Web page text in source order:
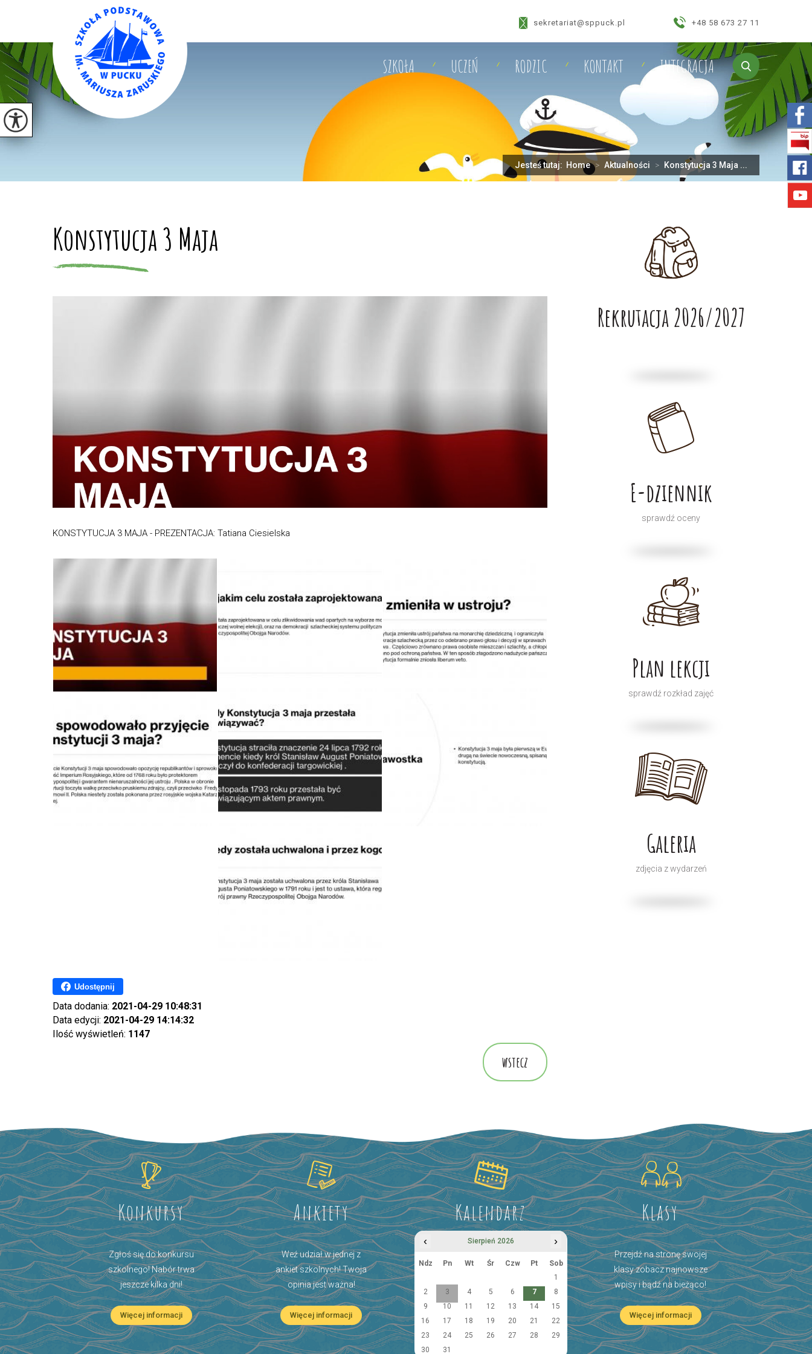
sekretariat@sppuck.pl +48 58 673 27 11
SZKOŁA UCZEŃ RODZIC KONTAKT INTEGRACJA
Jesteś tutaj: Home > Aktualności > Konstytucja 3 Maja ...
Konstytucja 3 Maja
KONSTYTUCJA 3 MAJA - PREZENTACJA: Tatiana Ciesielska
Udostępnij
Data dodania: 2021-04-29 10:48:31
Data edycji: 2021-04-29 14:14:32
Ilość wyświetleń: 1147
wstecz
Rekrutacja 2026/2027
E-dziennik
sprawdź oceny
Plan lekcji
sprawdź rozkład zajęć
Galeria
zdjęcia z wydarzeń
Konkursy
Zgłoś się do konkursu
szkolnego! Nabór trwa
jeszcze kilka dni!
Więcej informacji
Ankiety
Weź udział w jednej z
ankiet szkolnych! Twoja
opinia jest ważna!
Więcej informacji
Kalendarz
‹ Sierpień 2026 ›
Ndz Pn Wt Śr Czw Pt
Sob
1
2
3 4 5 6 7
8
9
10 11 12 13 14
15
16
17 18 19 20 21
22
23
24 25 26 27 28
29
30
31
Klasy
Przejdź na stronę swojej
klasy zobacz najnowsze
wpisy i bądź na bieżąco!
Więcej informacji